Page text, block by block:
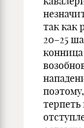
так как
20–25